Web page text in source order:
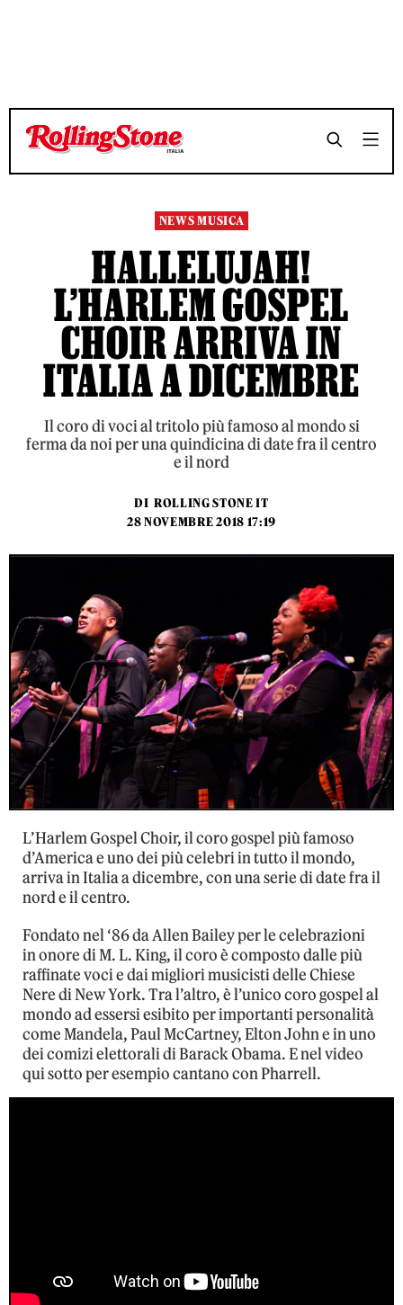
TEMPO DI LETTURA 3 MINUTI SHARE
TEMPO DI LETTURA 3 MINUTI SHARE
NEWS MUSICA
HALLELUJAH!
L’HARLEM GOSPEL
CHOIR ARRIVA IN
ITALIA A DICEMBRE
Il coro di voci al tritolo più famoso al mondo si
ferma da noi per una quindicina di date fra il centro
e il nord
DI ROLLING STONE IT
28 NOVEMBRE 2018 17:19
L’Harlem Gospel Choir, il coro gospel più famoso
d’America e uno dei più celebri in tutto il mondo,
arriva in Italia a dicembre, con una serie di date fra il
nord e il centro.
Fondato nel ‘86 da Allen Bailey per le celebrazioni
in onore di M. L. King, il coro è composto dalle più
raffinate voci e dai migliori musicisti delle Chiese
Nere di New York. Tra l’altro, è l’unico coro gospel al
mondo ad essersi esibito per importanti personalità
come Mandela, Paul McCartney, Elton John e in uno
dei comizi elettorali di Barack Obama. E nel video
qui sotto per esempio cantano con Pharrell.